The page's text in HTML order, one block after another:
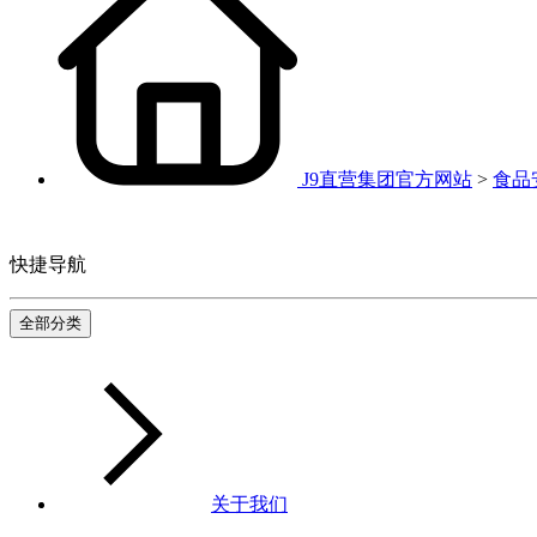
J9直营集团官方网站 > 食品
快捷导航
全部分类
关于我们